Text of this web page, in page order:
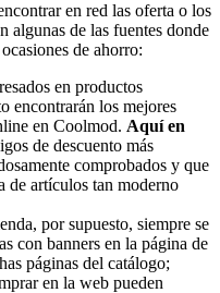
en red las oferta o los
algunas de las fuentes donde
de ahorro:
en productos
encontrarán los mejores
en Coolmod. Aquí en
de descuento más
comprobados y que
de artículos tan moderno
por supuesto, siempre se
con banners en la página de
páginas del catálogo;
en la web pueden